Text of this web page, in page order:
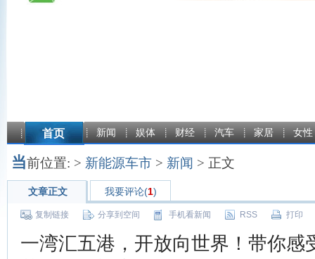
首页 新闻 娱体 财经 汽车 家居 女性
当前位置: > 新能源车市 > 新闻 > 正文
文章正文 我要评论(1)
复制链接 分享到空间 手机看新闻 RSS 打印
一湾汇五港，开放向世界！带你感